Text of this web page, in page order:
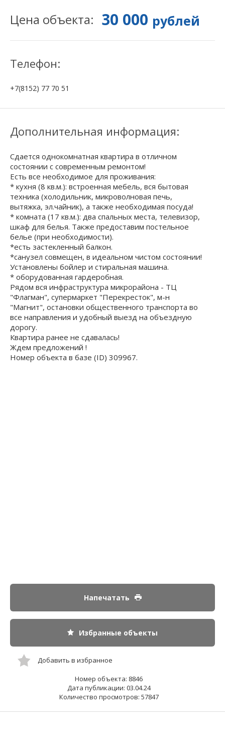
Цена объекта: 30 000 рублей
Телефон:
+7(8152) 77 70 51
Дополнительная информация:
Сдается однокомнатная квартира в отличном
состоянии с современным ремонтом!
Есть все необходимое для проживания:
* кухня (8 кв.м.): встроенная мебель, вся бытовая
техника (холодильник, микроволновая печь,
вытяжка, эл.чайник), а также необходимая посуда!
* комната (17 кв.м.): два спальных места, телевизор,
шкаф для белья. Также предоставим постельное
белье (при необходимости).
*есть застекленный балкон.
*санузел совмещен, в идеальном чистом состоянии!
Установлены бойлер и стиральная машина.
* оборудованная гардеробная.
Рядом вся инфраструктура микрорайона - ТЦ
"Флагман", супермаркет "Перекресток", м-н
"Магнит", остановки общественного транспорта во
все направления и удобный выезд на объездную
дорогу.
Квартира ранее не сдавалась!
Ждем предложений !
Номер объекта в базе (ID) 309967.
Напечатать
Избранные объекты
Добавить в избранное
Номер объекта: 8846
Дата публикации: 03.04.24
Количество просмотров: 57847